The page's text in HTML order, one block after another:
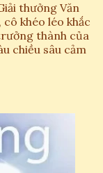
thưởng Văn
khéo léo khắc
thành của
chiều sâu cảm